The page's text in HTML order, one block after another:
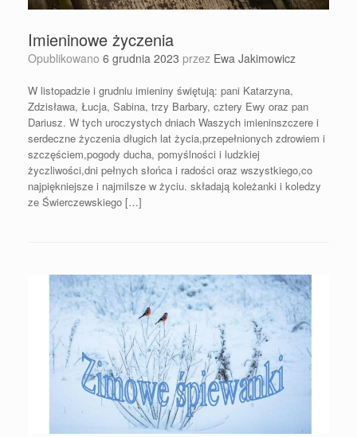
Imieninowe życzenia
Opublikowano 6 grudnia 2023 przez Ewa Jakimowicz
W listopadzie i grudniu imieniny świętują: pani Katarzyna,
Zdzisława, Łucja, Sabina, trzy Barbary, cztery Ewy oraz pan
Dariusz. W tych uroczystych dniach Waszych imieninszczere i
serdeczne życzenia długich lat życia,przepełnionych zdrowiem i
szczęściem,pogody ducha, pomyślności i ludzkiej
życzliwości,dni pełnych słońca i radości oraz wszystkiego,co
najpiękniejsze i najmilsze w życiu. składają koleżanki i koledzy
ze Świerczewskiego […]